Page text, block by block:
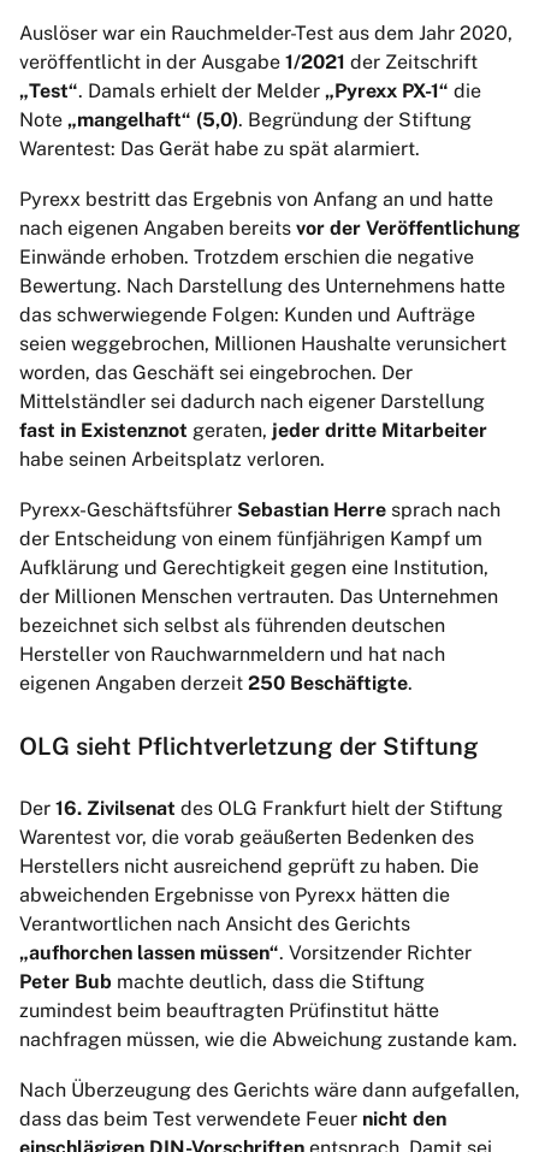
Auslöser war ein Rauchmelder-Test aus dem Jahr 2020,
veröffentlicht in der Ausgabe 1/2021 der Zeitschrift
„Test“. Damals erhielt der Melder „Pyrexx PX-1“ die
Note „mangelhaft“ (5,0). Begründung der Stiftung
Warentest: Das Gerät habe zu spät alarmiert.
Pyrexx bestritt das Ergebnis von Anfang an und hatte
nach eigenen Angaben bereits vor der Veröffentlichung
Einwände erhoben. Trotzdem erschien die negative
Bewertung. Nach Darstellung des Unternehmens hatte
das schwerwiegende Folgen: Kunden und Aufträge
seien weggebrochen, Millionen Haushalte verunsichert
worden, das Geschäft sei eingebrochen. Der
Mittelständler sei dadurch nach eigener Darstellung
fast in Existenznot geraten, jeder dritte Mitarbeiter
habe seinen Arbeitsplatz verloren.
Pyrexx-Geschäftsführer Sebastian Herre sprach nach
der Entscheidung von einem fünfjährigen Kampf um
Aufklärung und Gerechtigkeit gegen eine Institution,
der Millionen Menschen vertrauten. Das Unternehmen
bezeichnet sich selbst als führenden deutschen
Hersteller von Rauchwarnmeldern und hat nach
eigenen Angaben derzeit 250 Beschäftigte.
OLG sieht Pflichtverletzung der Stiftung
Der 16. Zivilsenat des OLG Frankfurt hielt der Stiftung
Warentest vor, die vorab geäußerten Bedenken des
Herstellers nicht ausreichend geprüft zu haben. Die
abweichenden Ergebnisse von Pyrexx hätten die
Verantwortlichen nach Ansicht des Gerichts
„aufhorchen lassen müssen“. Vorsitzender Richter
Peter Bub machte deutlich, dass die Stiftung
zumindest beim beauftragten Prüfinstitut hätte
nachfragen müssen, wie die Abweichung zustande kam.
Nach Überzeugung des Gerichts wäre dann aufgefallen,
dass das beim Test verwendete Feuer nicht den
einschlägigen DIN-Vorschriften entsprach. Damit sei